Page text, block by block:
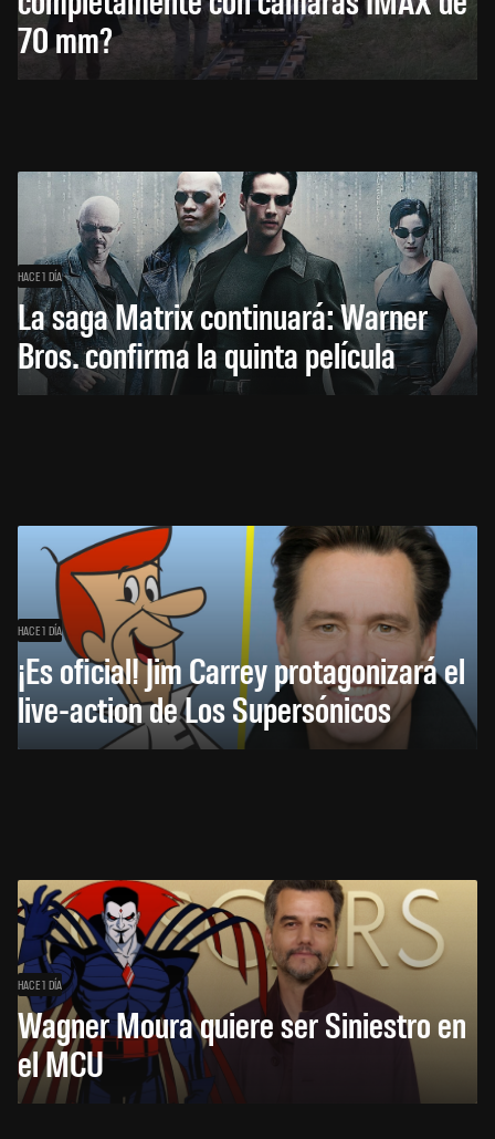
70 mm?
HACE 1 DÍA
La saga Matrix continuará: Warner
Bros. confirma la quinta película
HACE 1 DÍA
¡Es oficial! Jim Carrey protagonizará el
live-action de Los Supersónicos
HACE 1 DÍA
Wagner Moura quiere ser Siniestro en
el MCU